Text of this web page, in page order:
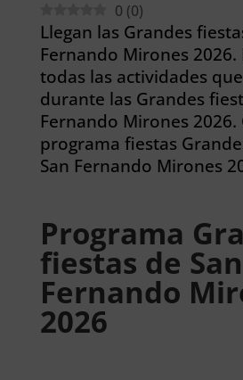
0 (0)
Llegan las Grandes
Fernando Mirones
todas las actividades
durante las Grandes
Fernando Mirones 2026.
programa fiestas
San Fernando Mirones
Programa
fiestas de San
Fernando
2026